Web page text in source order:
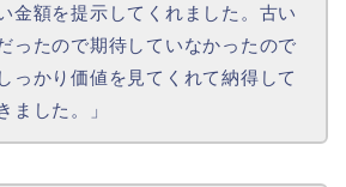
金額を提示してくれました。古い
ったので期待していなかったので
っかり価値を見てくれて納得して
ました。」